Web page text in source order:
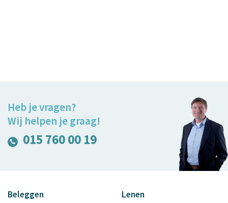
Heb je vragen?
Wij helpen je graag!
015 760 00 19
Beleggen Lenen